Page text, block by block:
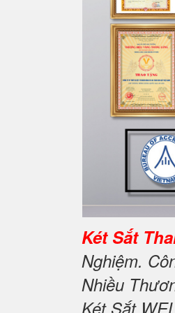
Két Sắt
Nghiệm.
Nhiều
Két Sắt